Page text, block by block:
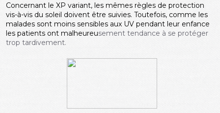
Concernant le XP variant, les mêmes règles de protection
vis-à-vis du soleil doivent être suivies. Toutefois, comme les
malades sont moins sensibles aux UV pendant leur enfance
les patients ont malheureusement tendance à se protéger
trop tardivement.